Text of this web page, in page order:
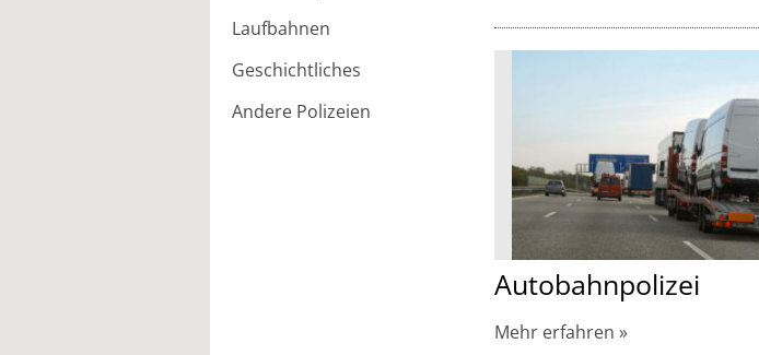
Laufbahnen
Geschichtliches
Andere Polizeien
Autobahnpolizei
Mehr erfahren